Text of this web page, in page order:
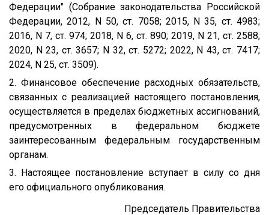
Федерации" (Собрание законодательства Российской
Федерации, 2012, N 50, ст. 7058; 2015, N 35, ст. 4983;
2016, N 7, ст. 974; 2018, N 6, ст. 890; 2019, N 21, ст. 2588;
2020, N 23, ст. 3657; N 32, ст. 5272; 2022, N 43, ст. 7417;
2024, N 25, ст. 3509).
2. Финансовое обеспечение расходных обязательств,
связанных с реализацией настоящего постановления,
осуществляется в пределах бюджетных ассигнований,
предусмотренных в федеральном бюджете
заинтересованным федеральным государственным
органам.
3. Настоящее постановление вступает в силу со дня
его официального опубликования.
Председатель Правительства